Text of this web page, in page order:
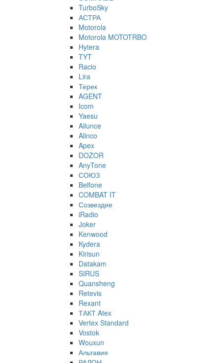
TurboSky
АСТРА
Motorola
Motorola MOTOTRBO
Hytera
TYT
Racio
Lira
Терек
AGENT
Icom
Yaesu
Ailunce
Alinco
Apex
DOZOR
AnyTone
СОЮЗ
Belfone
COMBAT IT
Созвездие
iRadio
Joker
Kenwood
Kydera
Kirisun
Datakam
SIRUS
Quansheng
Retevis
Rexant
ТАКТ Atex
Vertex Standard
Vostok
Wouxun
Альтавия